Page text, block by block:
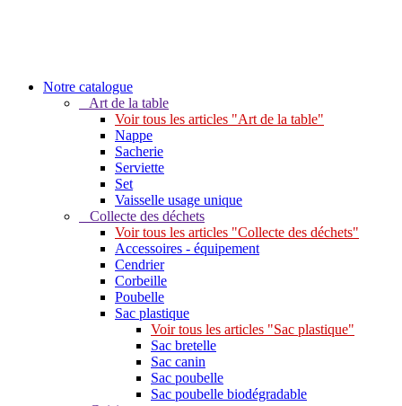
Notre catalogue
Art de la table
Voir tous les articles "Art de la table"
Nappe
Sacherie
Serviette
Set
Vaisselle usage unique
Collecte des déchets
Voir tous les articles "Collecte des déchets"
Accessoires - équipement
Cendrier
Corbeille
Poubelle
Sac plastique
Voir tous les articles "Sac plastique"
Sac bretelle
Sac canin
Sac poubelle
Sac poubelle biodégradable